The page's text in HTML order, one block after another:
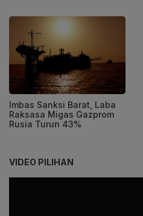
Imbas Sanksi Barat, Laba
Raksasa Migas Gazprom
Rusia Turun 43%
VIDEO PILIHAN